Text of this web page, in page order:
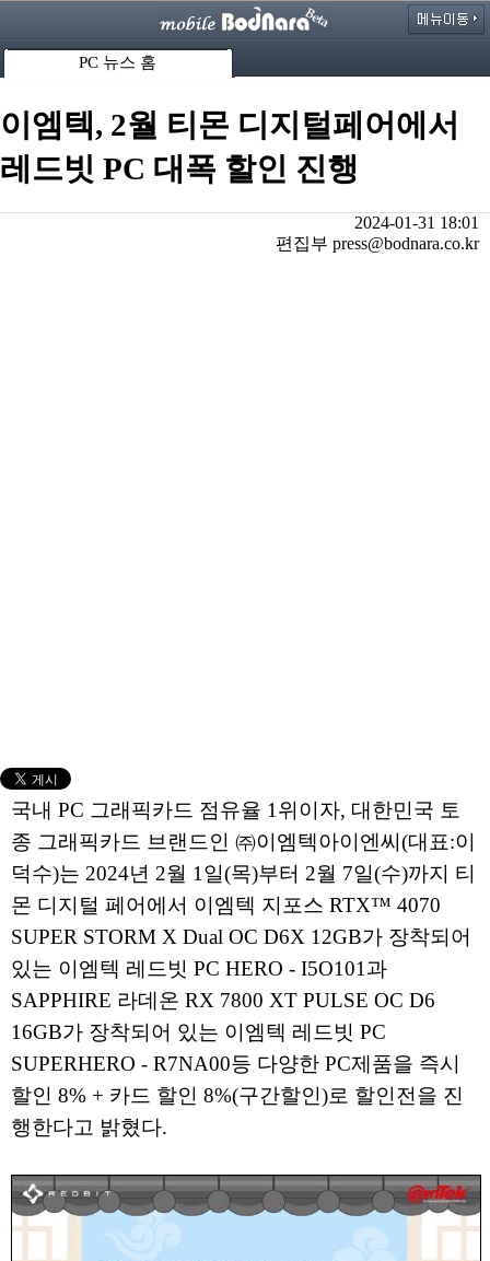
PC 뉴스 홈
이엠텍, 2월 티몬 디지털페어에서
레드빗 PC 대폭 할인 진행
2024-01-31 18:01
편집부 press@bodnara.co.kr
국내 PC 그래픽카드 점유율 1위이자, 대한민국 토
종 그래픽카드 브랜드인 ㈜이엠텍아이엔씨(대표:이
덕수)는 2024년 2월 1일(목)부터 2월 7일(수)까지 티
몬 디지털 페어에서 이엠텍 지포스 RTX™ 4070
SUPER STORM X Dual OC D6X 12GB가 장착되어
있는 이엠텍 레드빗 PC HERO - I5O101과
SAPPHIRE 라데온 RX 7800 XT PULSE OC D6
16GB가 장착되어 있는 이엠텍 레드빗 PC
SUPERHERO - R7NA00등 다양한 PC제품을 즉시
할인 8% + 카드 할인 8%(구간할인)로 할인전을 진
행한다고 밝혔다.